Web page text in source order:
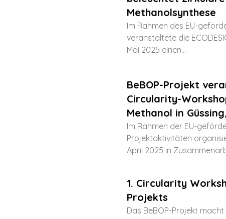
Methanolsynthese
Im Rahmen des EU-
veranstaltete die
Mai 2025 einen...
BeBOP-Projekt
Circularity-
Methanol in
Im Rahmen der EU-
Projektaktivitäten
April 2025 in
1. Circularity
Projekts
Das BeBOP-Projekt